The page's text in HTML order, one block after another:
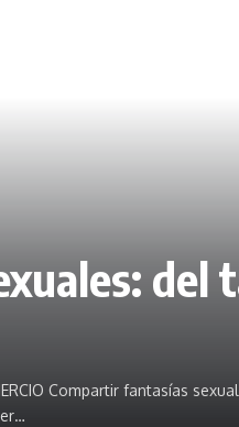
del
Compartir fantasías